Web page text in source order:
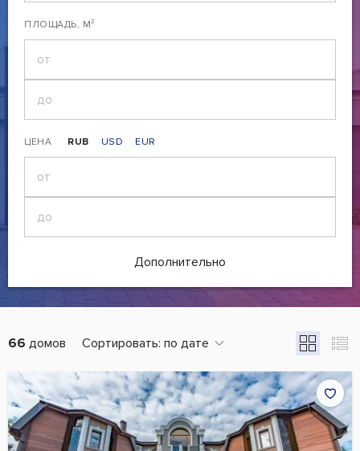
ПЛОЩАДЬ, М²
ЦЕНА RUB USD EUR
Дополнительно
66 домов Сортировать: по дате